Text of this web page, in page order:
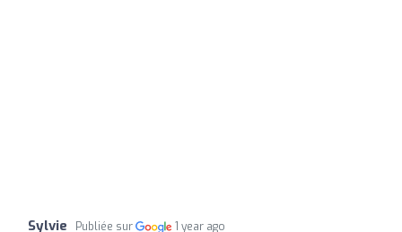
Sylvie Publiée sur 1 year ago